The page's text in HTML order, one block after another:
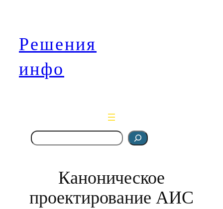
Решения
инфо
Каноническое
проектирование АИС